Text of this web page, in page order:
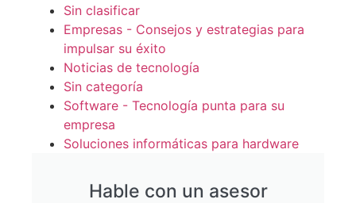
Sin clasificar
Empresas - Consejos y estrategias para
impulsar su éxito
Noticias de tecnología
Sin categoría
Software - Tecnología punta para su
empresa
Soluciones informáticas para hardware
Hable con un asesor